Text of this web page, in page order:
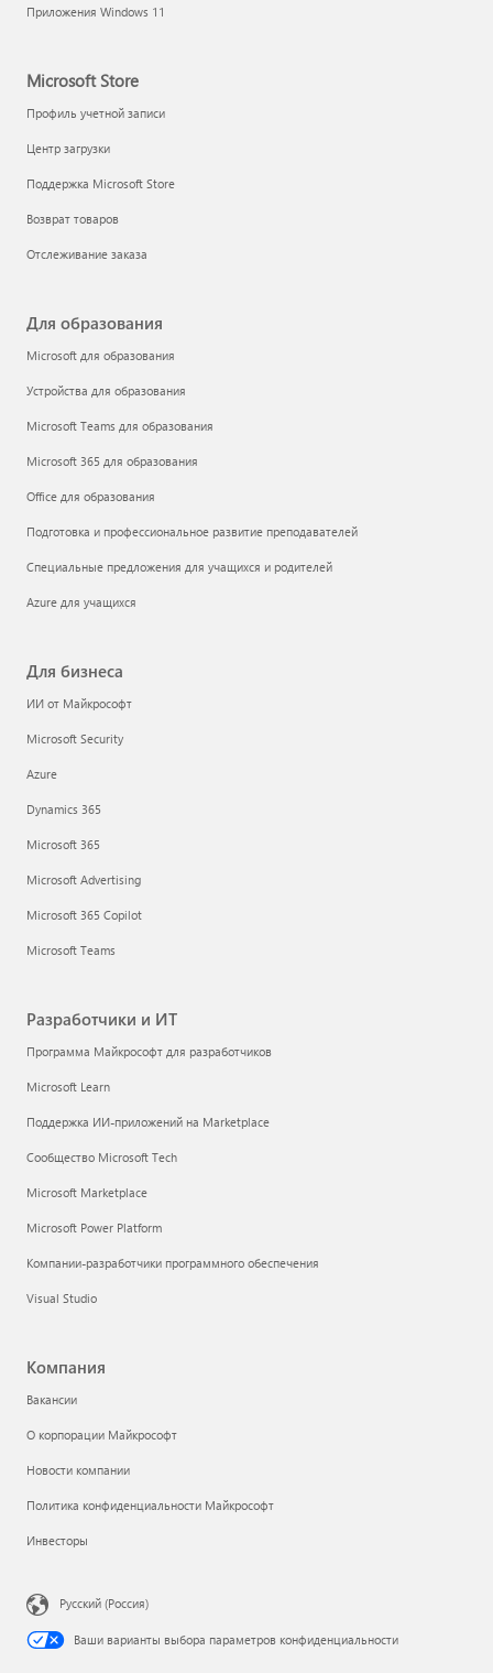
Приложения Windows 11
Microsoft Store
Профиль учетной записи
Центр загрузки
Поддержка Microsoft Store
Возврат товаров
Отслеживание заказа
Для образования
Microsoft для образования
Устройства для образования
Microsoft Teams для образования
Microsoft 365 для образования
Office для образования
Подготовка и профессиональное развитие преподавателей
Специальные предложения для учащихся и родителей
Azure для учащихся
Для бизнеса
ИИ от Майкрософт
Microsoft Security
Azure
Dynamics 365
Microsoft 365
Microsoft Advertising
Microsoft 365 Copilot
Microsoft Teams
Разработчики и ИТ
Программа Майкрософт для разработчиков
Microsoft Learn
Поддержка ИИ-приложений на Marketplace
Сообщество Microsoft Tech
Microsoft Marketplace
Microsoft Power Platform
Компании-разработчики программного обеспечения
Visual Studio
Компания
Вакансии
О корпорации Майкрософт
Новости компании
Политика конфиденциальности Майкрософт
Инвесторы
Русский (Россия)
Ваши варианты выбора параметров конфиденциальности